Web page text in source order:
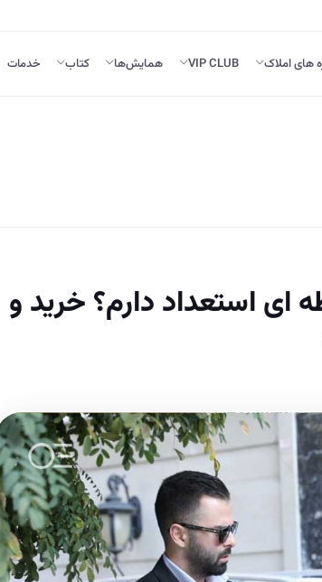
های املاک VIP CLUB همایش‌ها کتاب خدمات
استعداد دارم؟ خرید و